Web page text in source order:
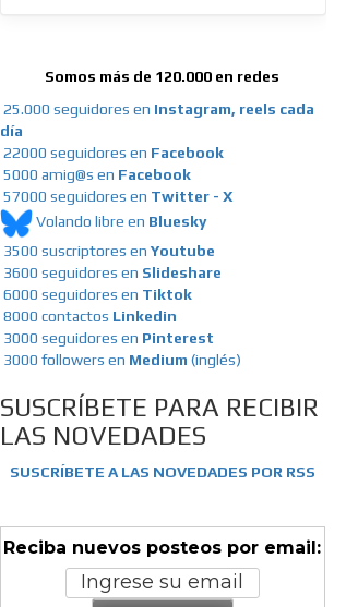
Somos más de 120.000 en redes
25.000 seguidores en Instagram, reels cada
día
22000 seguidores en Facebook
5000 amig@s en Facebook
57000 seguidores en Twitter - X
Volando libre en Bluesky
3500 suscriptores en Youtube
3600 seguidores en Slideshare
6000 seguidores en Tiktok
8000 contactos Linkedin
3000 seguidores en Pinterest
3000 followers en Medium (inglés)
SUSCRÍBETE PARA RECIBIR
LAS NOVEDADES
SUSCRÍBETE A LAS NOVEDADES POR RSS
Reciba nuevos posteos por email: